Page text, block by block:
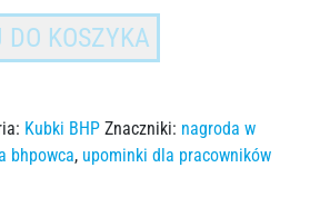
DO KOSZYKA
Kubki BHP Znaczniki: nagroda w
bhpowca, upominki dla pracowników